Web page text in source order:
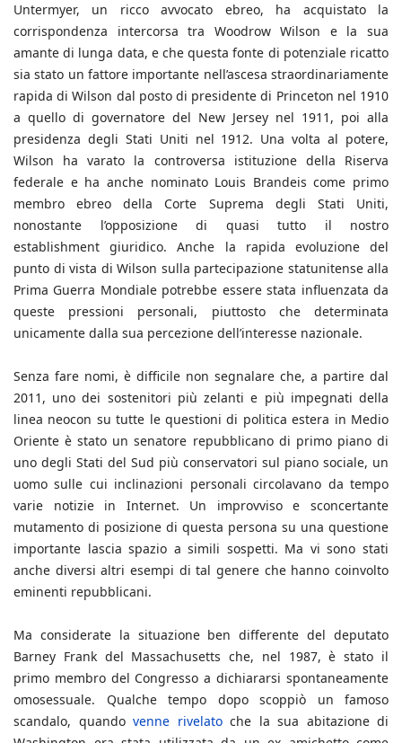
Untermyer, un ricco avvocato ebreo, ha acquistato la
corrispondenza intercorsa tra Woodrow Wilson e la sua
amante di lunga data, e che questa fonte di potenziale ricatto
sia stato un fattore importante nell’ascesa straordinariamente
rapida di Wilson dal posto di presidente di Princeton nel 1910
a quello di governatore del New Jersey nel 1911, poi alla
presidenza degli Stati Uniti nel 1912. Una volta al potere,
Wilson ha varato la controversa istituzione della Riserva
federale e ha anche nominato Louis Brandeis come primo
membro ebreo della Corte Suprema degli Stati Uniti,
nonostante l’opposizione di quasi tutto il nostro
establishment giuridico. Anche la rapida evoluzione del
punto di vista di Wilson sulla partecipazione statunitense alla
Prima Guerra Mondiale potrebbe essere stata influenzata da
queste pressioni personali, piuttosto che determinata
unicamente dalla sua percezione dell’interesse nazionale.
Senza fare nomi, è difficile non segnalare che, a partire dal
2011, uno dei sostenitori più zelanti e più impegnati della
linea neocon su tutte le questioni di politica estera in Medio
Oriente è stato un senatore repubblicano di primo piano di
uno degli Stati del Sud più conservatori sul piano sociale, un
uomo sulle cui inclinazioni personali circolavano da tempo
varie notizie in Internet. Un improvviso e sconcertante
mutamento di posizione di questa persona su una questione
importante lascia spazio a simili sospetti. Ma vi sono stati
anche diversi altri esempi di tal genere che hanno coinvolto
eminenti repubblicani.
Ma considerate la situazione ben differente del deputato
Barney Frank del Massachusetts che, nel 1987, è stato il
primo membro del Congresso a dichiararsi spontaneamente
omosessuale. Qualche tempo dopo scoppiò un famoso
scandalo, quando venne rivelatoche la sua abitazione di